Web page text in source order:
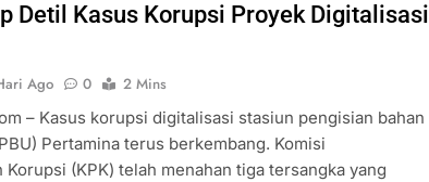
Detil Kasus Korupsi Proyek Digitalisasi
Ago 0
2 Mins
– Kasus korupsi digitalisasi stasiun pengisian bahan
Pertamina terus berkembang. Komisi
Korupsi (KPK) telah menahan tiga tersangka yang